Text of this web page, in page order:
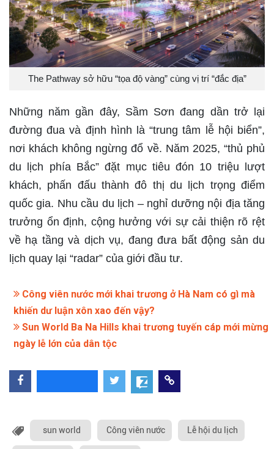
The Pathway sở hữu “tọa độ vàng” cùng vị trí “đắc địa”
Những năm gần đây, Sầm Sơn đang dần trở lại
đường đua và định hình là “trung tâm lễ hội biển”,
nơi khách không ngừng đổ về. Năm 2025, “thủ phủ
du lịch phía Bắc” đặt mục tiêu đón 10 triệu lượt
khách, phấn đấu thành đô thị du lịch trọng điểm
quốc gia. Nhu cầu du lịch – nghỉ dưỡng nội địa tăng
trưởng ổn định, cộng hưởng với sự cải thiện rõ rệt
về hạ tầng và dịch vụ, đang đưa bất động sản du
lịch quay lại “radar” của giới đầu tư.
Công viên nước mới khai trương ở Hà Nam có gì mà
khiến dư luận xôn xao đến vậy?
Sun World Ba Na Hills khai trương tuyến cáp mới mừng
ngày lễ lớn của dân tộc
sun world Công viên nước Lễ hội du lịch